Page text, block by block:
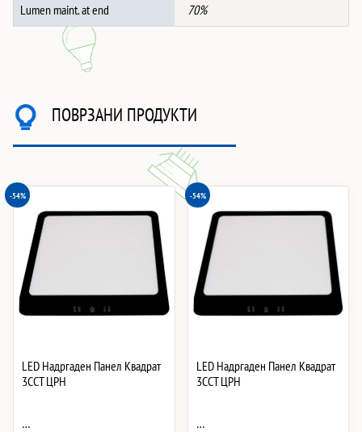
Lumen maint. at end 70%
ПОВРЗАНИ ПРОДУКТИ
-54%
LED Надргаден Панел Квадрат
3CCT ЦРН
…
-54%
LED Надргаден Панел Квадрат
3CCT ЦРН
…